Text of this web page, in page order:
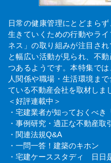
日常の健康管理にとどまら
生きていくための行動やラ
ネス」の取り組みが注目さ
と幅広い活動が見られ、不
つあるようです。本特集で
人関係や職場・生活環境ま
ている不動産会社を取材しま
＜好評連載中＞
・宅建業者が知っておくべ
・事例研究・適正な不動産取
・関連法規Q&A
・一問一答！建築のキホン
・宅建ケーススタディ 日日